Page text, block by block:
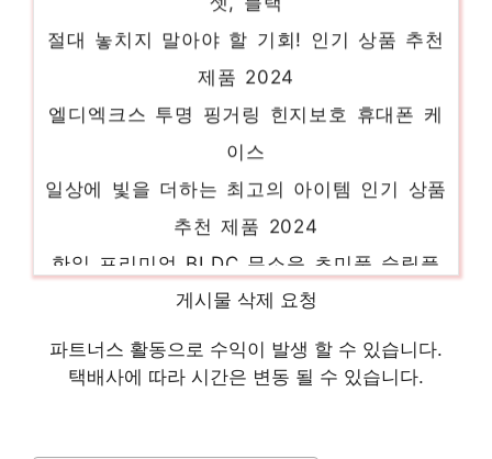
절대 놓치지 말아야 할 기회! 인기 상품 추천
제품 2024
엘디엑크스 투명 핑거링 힌지보호 휴대폰 케
이스
일상에 빛을 더하는 최고의 아이템 인기 상품
추천 제품 2024
한일 프리미엄 BLDC 무소음 초미풍 슬림플
랫 리모컨 선풍기
놓칠 수 없는 이번 특가! 인기 상품 추천 제품
2024
게시물 삭제 요청
파트너스 활동으로 수익이 발생 할 수 있습니다.
택배사에 따라 시간은 변동 될 수 있습니다.